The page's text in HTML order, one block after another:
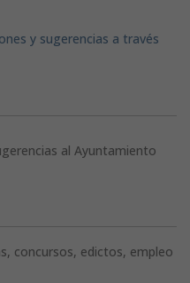
y sugerencias a través
al Ayuntamiento
concursos, edictos, empleo